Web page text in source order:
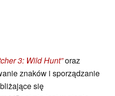
3: Wild Hunt”oraz
znaków i sporządzanie
się